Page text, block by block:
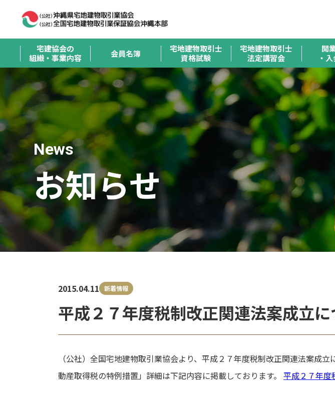
宅建協会の
組織・事業内容
会員名簿
宅地建物取引士
資格試験
宅地建物取引士
法定講習会
開
・
News
お知らせ
平成２７年度税制改正関連法案成立に
2015.04.11 新着情報
（公社）全国宅地建物取引業協会より、平成２７年度税制改正関連法案成
動産取得税の特例措置」詳細は下記内容に掲載しております。 平成２７年度